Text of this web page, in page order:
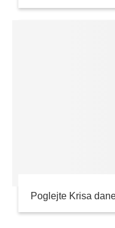
Poglejte Krisa